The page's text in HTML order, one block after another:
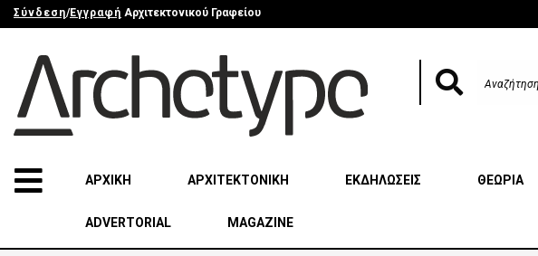
Σύνδεση/Εγγραφή Αρχιτεκτονικού Γραφείου
ΑΡΧΙΚΗ ΑΡΧΙΤΕΚΤΟΝΙΚΗ ΕΚΔΗΛΩΣΕΙΣ ΘΕΩΡΙΑ
ADVERTORIAL MAGAZINE